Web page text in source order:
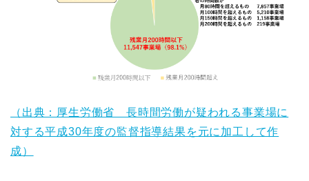
（出典：厚生労働省 長時間労働が疑われる事業場に
対する平成30年度の監督指導結果を元に加工して作
成）